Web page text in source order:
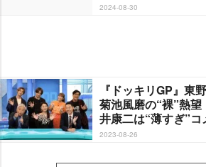
2024-08-30
『ドッキリGP』東
菊池風磨の“裸”熱
井康二は“薄すぎ”
2023-08-26